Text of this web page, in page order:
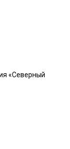
«Северный